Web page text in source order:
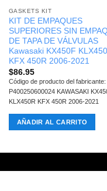
GASKETS KIT
KIT DE EMPAQUES
SUPERIORES SIN
DE TAPA DE VÁLVULAS
Kawasaki KX450F
KFX 450R 2006-2021
$86.95
Código de producto del fabricante:
P400250600024 KAWASAKI
KLX450R KFX 450R 2006-2021
AÑADIR AL CARRITO